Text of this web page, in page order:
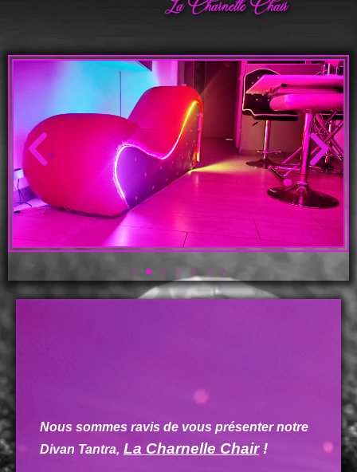
Nous sommes ravis de vous présenter notre
Divan Tantra, La Charnelle Chair!